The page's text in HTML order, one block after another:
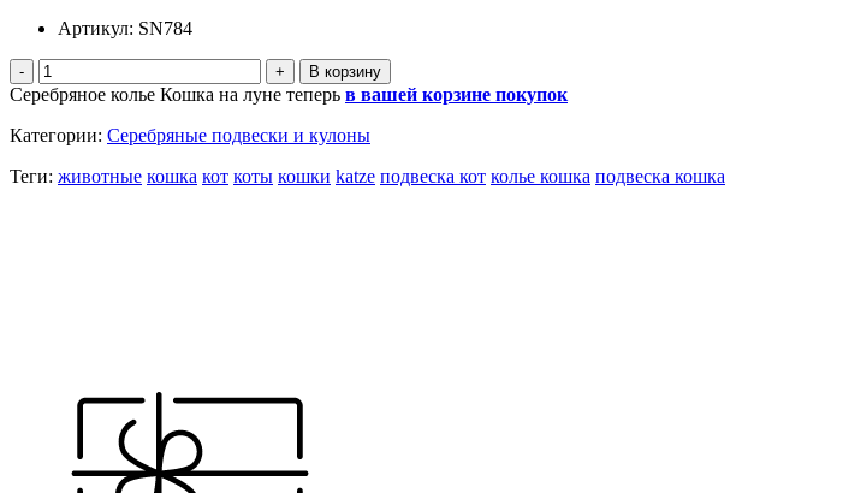
Артикул: SN784
- +
Серебряное колье Кошка на луне теперь в вашей корзине покупок
Категории: Серебряные подвески и кулоны
Теги: животные кошка кот коты кошки katze подвеска кот колье кошка подвеска кошка